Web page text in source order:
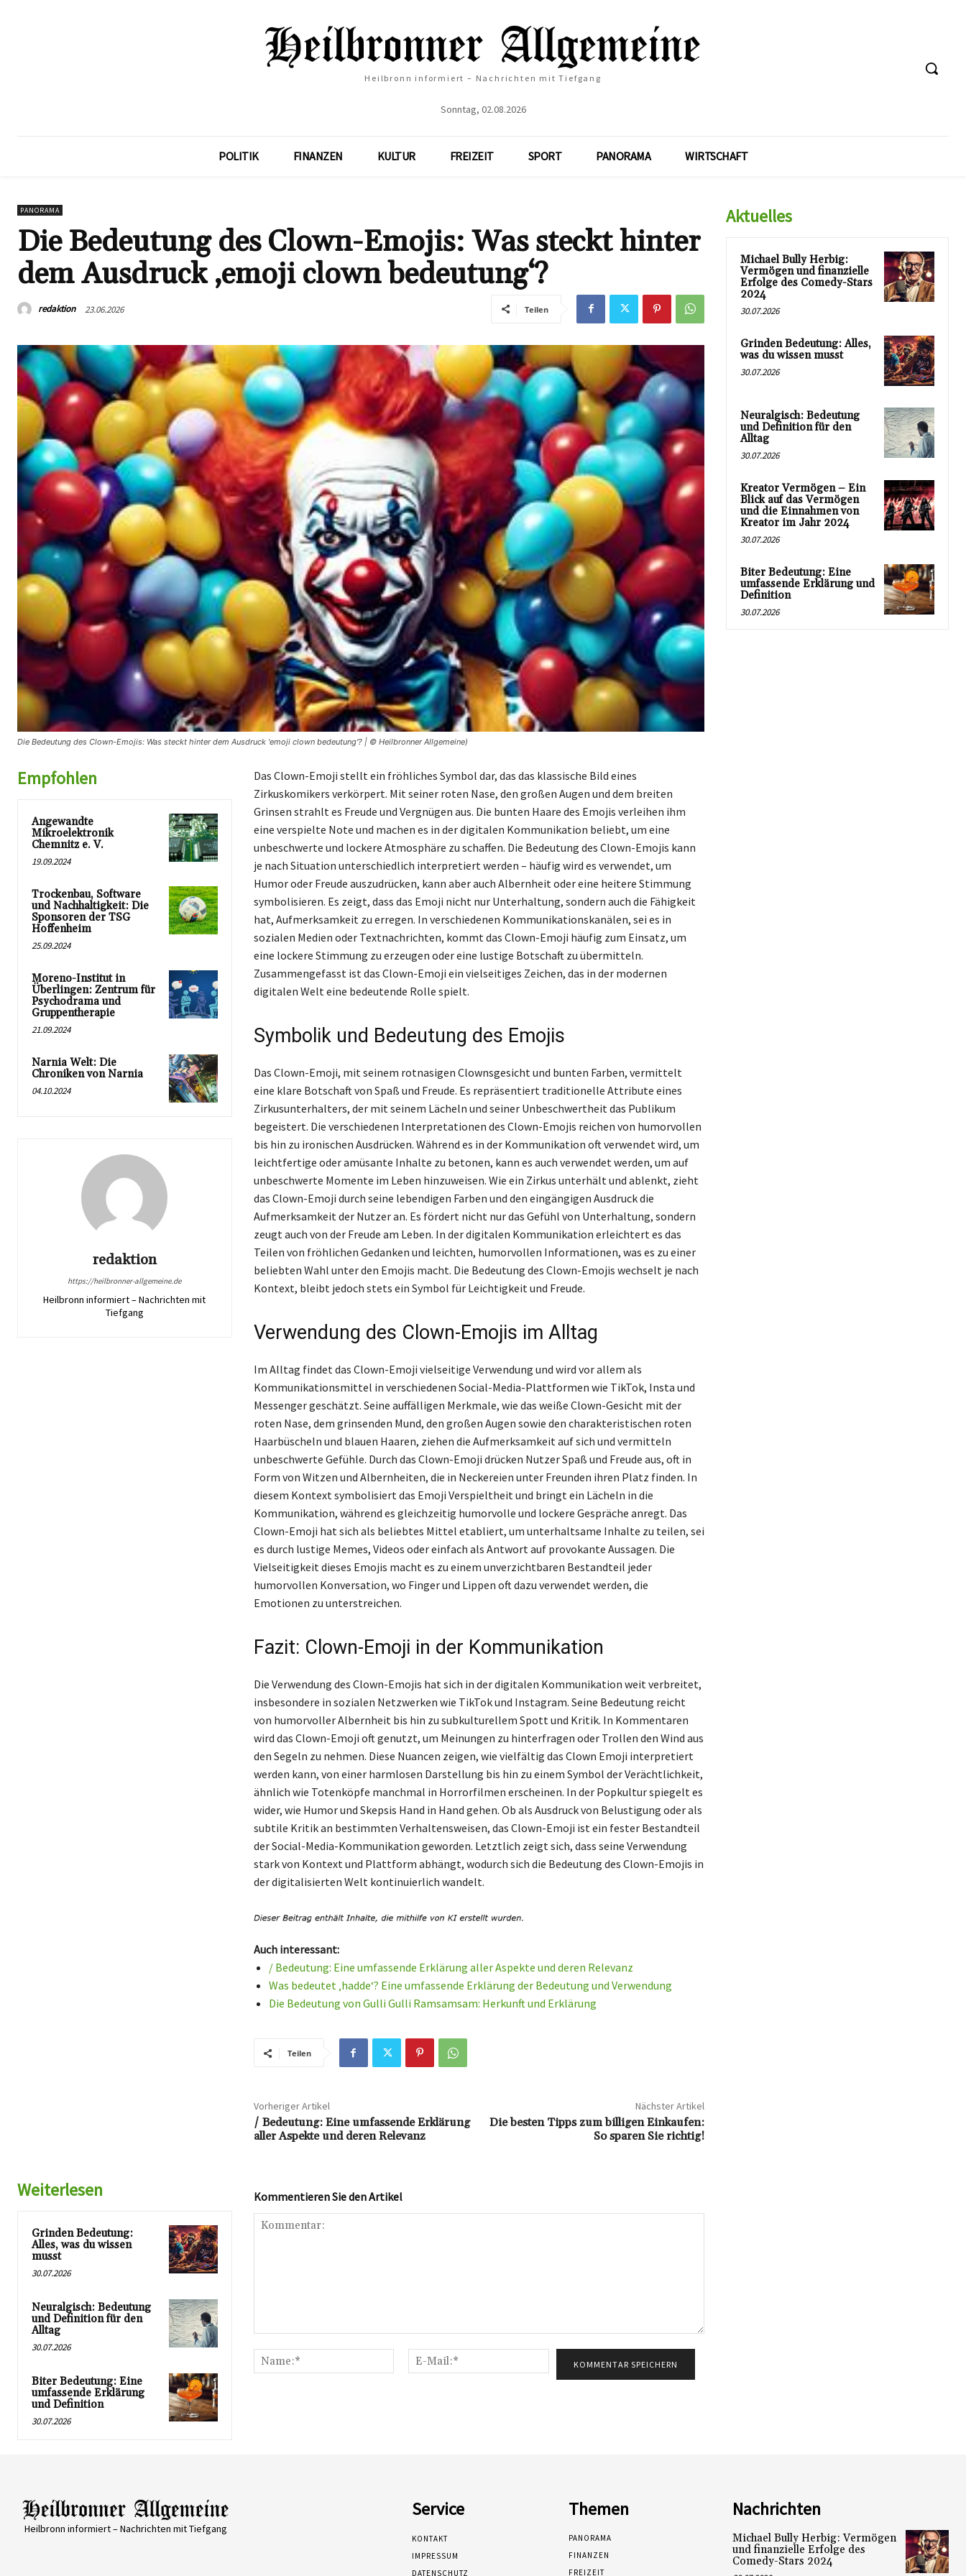
Heilbronn informiert – Nachrichten mit Tiefgang
Sonntag, 02.08.2026
POLITIK FINANZEN KULTUR FREIZEIT SPORT PANORAMA WIRTSCHAFT
PANORAMA
Die Bedeutung des Clown-Emojis: Was steckt hinter
dem Ausdruck ‚emoji clown bedeutung‘?
redaktion 23.06.2026 Teilen
Die Bedeutung des Clown-Emojis: Was steckt hinter dem Ausdruck 'emoji clown bedeutung'? | © Heilbronner Allgemeine)
Empfohlen
Angewandte
Mikroelektronik
Chemnitz e. V.
19.09.2024
Trockenbau, Software
und Nachhaltigkeit: Die
Sponsoren der TSG
Hoffenheim
25.09.2024
Moreno-Institut in
Überlingen: Zentrum für
Psychodrama und
Gruppentherapie
21.09.2024
Narnia Welt: Die
Chroniken von Narnia
04.10.2024
redaktion
https://heilbronner-allgemeine.de
Heilbronn informiert – Nachrichten mit
Tiefgang
Das Clown-Emoji stellt ein fröhliches Symbol dar, das das klassische Bild eines
Zirkuskomikers verkörpert. Mit seiner roten Nase, den großen Augen und dem breiten
Grinsen strahlt es Freude und Vergnügen aus. Die bunten Haare des Emojis verleihen ihm
eine verspielte Note und machen es in der digitalen Kommunikation beliebt, um eine
unbeschwerte und lockere Atmosphäre zu schaffen. Die Bedeutung des Clown-Emojis kann
je nach Situation unterschiedlich interpretiert werden – häufig wird es verwendet, um
Humor oder Freude auszudrücken, kann aber auch Albernheit oder eine heitere Stimmung
symbolisieren. Es zeigt, dass das Emoji nicht nur Unterhaltung, sondern auch die Fähigkeit
hat, Aufmerksamkeit zu erregen. In verschiedenen Kommunikationskanälen, sei es in
sozialen Medien oder Textnachrichten, kommt das Clown-Emoji häufig zum Einsatz, um
eine lockere Stimmung zu erzeugen oder eine lustige Botschaft zu übermitteln.
Zusammengefasst ist das Clown-Emoji ein vielseitiges Zeichen, das in der modernen
digitalen Welt eine bedeutende Rolle spielt.
Symbolik und Bedeutung des Emojis
Das Clown-Emoji, mit seinem rotnasigen Clownsgesicht und bunten Farben, vermittelt
eine klare Botschaft von Spaß und Freude. Es repräsentiert traditionelle Attribute eines
Zirkusunterhalters, der mit seinem Lächeln und seiner Unbeschwertheit das Publikum
begeistert. Die verschiedenen Interpretationen des Clown-Emojis reichen von humorvollen
bis hin zu ironischen Ausdrücken. Während es in der Kommunikation oft verwendet wird, um
leichtfertige oder amüsante Inhalte zu betonen, kann es auch verwendet werden, um auf
unbeschwerte Momente im Leben hinzuweisen. Wie ein Zirkus unterhält und ablenkt, zieht
das Clown-Emoji durch seine lebendigen Farben und den eingängigen Ausdruck die
Aufmerksamkeit der Nutzer an. Es fördert nicht nur das Gefühl von Unterhaltung, sondern
zeugt auch von der Freude am Leben. In der digitalen Kommunikation erleichtert es das
Teilen von fröhlichen Gedanken und leichten, humorvollen Informationen, was es zu einer
beliebten Wahl unter den Emojis macht. Die Bedeutung des Clown-Emojis wechselt je nach
Kontext, bleibt jedoch stets ein Symbol für Leichtigkeit und Freude.
Verwendung des Clown-Emojis im Alltag
Im Alltag findet das Clown-Emoji vielseitige Verwendung und wird vor allem als
Kommunikationsmittel in verschiedenen Social-Media-Plattformen wie TikTok, Insta und
Messenger geschätzt. Seine auffälligen Merkmale, wie das weiße Clown-Gesicht mit der
roten Nase, dem grinsenden Mund, den großen Augen sowie den charakteristischen roten
Haarbüscheln und blauen Haaren, ziehen die Aufmerksamkeit auf sich und vermitteln
unbeschwerte Gefühle. Durch das Clown-Emoji drücken Nutzer Spaß und Freude aus, oft in
Form von Witzen und Albernheiten, die in Neckereien unter Freunden ihren Platz finden. In
diesem Kontext symbolisiert das Emoji Verspieltheit und bringt ein Lächeln in die
Kommunikation, während es gleichzeitig humorvolle und lockere Gespräche anregt. Das
Clown-Emoji hat sich als beliebtes Mittel etabliert, um unterhaltsame Inhalte zu teilen, sei
es durch lustige Memes, Videos oder einfach als Antwort auf provokante Aussagen. Die
Vielseitigkeit dieses Emojis macht es zu einem unverzichtbaren Bestandteil jeder
humorvollen Konversation, wo Finger und Lippen oft dazu verwendet werden, die
Emotionen zu unterstreichen.
Fazit: Clown-Emoji in der Kommunikation
Die Verwendung des Clown-Emojis hat sich in der digitalen Kommunikation weit verbreitet,
insbesondere in sozialen Netzwerken wie TikTok und Instagram. Seine Bedeutung reicht
von humorvoller Albernheit bis hin zu subkulturellem Spott und Kritik. In Kommentaren
wird das Clown-Emoji oft genutzt, um Meinungen zu hinterfragen oder Trollen den Wind aus
den Segeln zu nehmen. Diese Nuancen zeigen, wie vielfältig das Clown Emoji interpretiert
werden kann, von einer harmlosen Darstellung bis hin zu einem Symbol der Verächtlichkeit,
ähnlich wie Totenköpfe manchmal in Horrorfilmen erscheinen. In der Popkultur spiegelt es
wider, wie Humor und Skepsis Hand in Hand gehen. Ob als Ausdruck von Belustigung oder als
subtile Kritik an bestimmten Verhaltensweisen, das Clown-Emoji ist ein fester Bestandteil
der Social-Media-Kommunikation geworden. Letztlich zeigt sich, dass seine Verwendung
stark von Kontext und Plattform abhängt, wodurch sich die Bedeutung des Clown-Emojis in
der digitalisierten Welt kontinuierlich wandelt.
Auch interessant:
/ Bedeutung: Eine umfassende Erklärung aller Aspekte und deren Relevanz
Was bedeutet ‚hadde‘? Eine umfassende Erklärung der Bedeutung und Verwendung
Die Bedeutung von Gulli Gulli Ramsamsam: Herkunft und Erklärung
Teilen
Vorheriger Artikel
/ Bedeutung: Eine umfassende Erklärung
aller Aspekte und deren Relevanz
Nächster Artikel
Die besten Tipps zum billigen Einkaufen:
So sparen Sie richtig!
Weiterlesen
Grinden Bedeutung:
Alles, was du wissen
musst
30.07.2026
Neuralgisch: Bedeutung
und Definition für den
Alltag
30.07.2026
Biter Bedeutung: Eine
umfassende Erklärung
und Definition
30.07.2026
Kommentieren Sie den Artikel
Name:*
Mail:*
Aktuelles
Michael Bully Herbig:
Vermögen und finanzielle
Erfolge des Comedy-Stars
2024
30.07.2026
Grinden Bedeutung: Alles,
was du wissen musst
30.07.2026
Neuralgisch: Bedeutung
und Definition für den
Alltag
30.07.2026
Kreator Vermögen – Ein
Blick auf das Vermögen
und die Einnahmen von
Kreator im Jahr 2024
30.07.2026
Biter Bedeutung: Eine
umfassende Erklärung und
Definition
30.07.2026
Heilbronn informiert – Nachrichten mit Tiefgang
Service
KONTAKT
IMPRESSUM
DATENSCHUTZ
Themen
PANORAMA
FINANZEN
FREIZEIT
Nachrichten
Michael Bully Herbig: Vermögen
und finanzielle Erfolge des
Comedy-Stars 2024